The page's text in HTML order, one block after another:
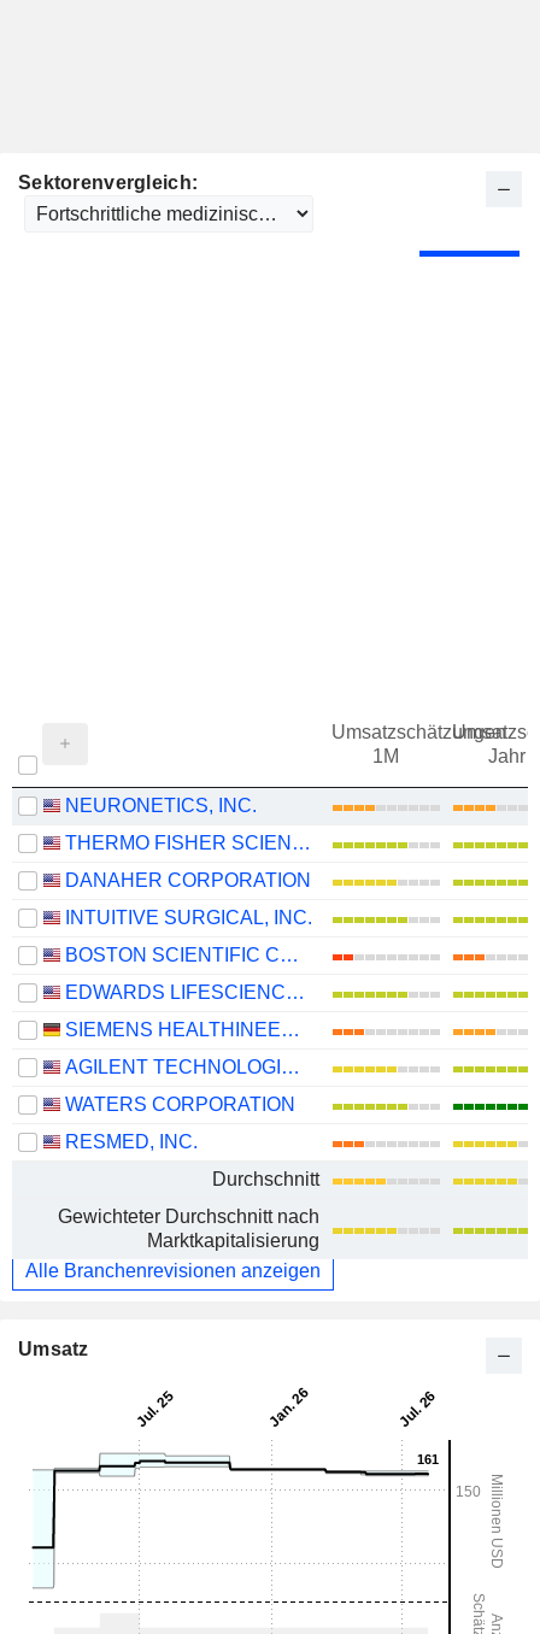
Sektorenvergleich:
Umsatzschätzungen
1M
Jahr
NEURONETICS, INC.
THERMO FISHER SCIENTIFIC, INC.
DANAHER CORPORATION
INTUITIVE SURGICAL, INC.
BOSTON SCIENTIFIC CORPORATION
EDWARDS LIFESCIENCES CORPORATION
SIEMENS HEALTHINEERS AG
AGILENT TECHNOLOGIES, INC.
WATERS CORPORATION
RESMED, INC.
Durchschnitt
Gewichteter Durchschnitt nach
Marktkapitalisierung
Alle Branchenrevisionen anzeigen
Umsatz